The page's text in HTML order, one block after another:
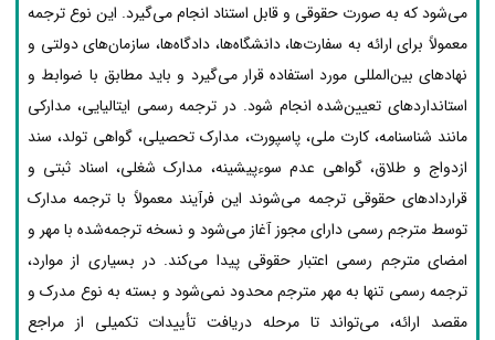
می‌شود که به صورت حقوقی و قابل استناد انجام می‌گیرد. این نوع ترجمه
معمولاً برای ارائه به سفارت‌ها، دانشگاه‌ها، دادگاه‌ها، سازمان‌های دولتی و
نهادهای بین‌المللی مورد استفاده قرار می‌گیرد و باید مطابق با ضوابط و
استانداردهای تعیین‌شده انجام شود. در ترجمه رسمی ایتالیایی، مدارکی
مانند شناسنامه، کارت ملی، پاسپورت، مدارک تحصیلی، گواهی تولد، سند
ازدواج و طلاق، گواهی عدم سوءپیشینه، مدارک شغلی، اسناد ثبتی و
قراردادهای حقوقی ترجمه می‌شوند این فرآیند معمولاً با ترجمه مدارک
توسط مترجم رسمی دارای مجوز آغاز می‌شود و نسخه ترجمه‌شده با مهر و
امضای مترجم رسمی اعتبار حقوقی پیدا می‌کند. در بسیاری از موارد،
ترجمه رسمی تنها به مهر مترجم محدود نمی‌شود و بسته به نوع مدرک و
مقصد ارائه، می‌تواند تا مرحله دریافت تأییدات تکمیلی از مراجع